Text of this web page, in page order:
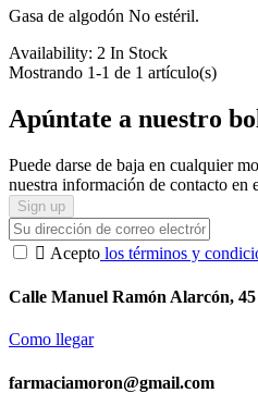
Gasa de algodón No estéril.
Availability: 2 In Stock
Mostrando 1-1 de 1 artículo(s)
Apúntate a nuestro
Puede darse de baja en cualquier
nuestra información de contacto en
 Acepto los términos y
Calle Manuel Ramón Alarcón,
Como llegar
farmaciamoron@gmail.com